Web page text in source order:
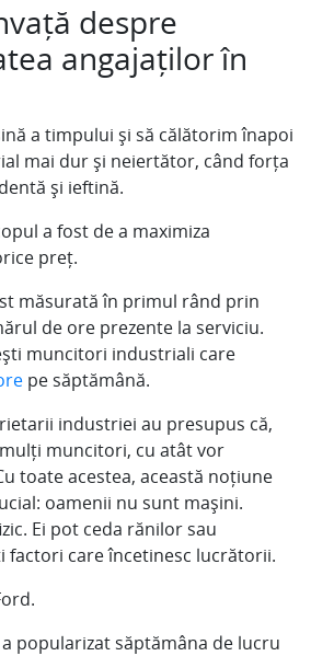
despre
angajaților în
a timpului și să călătorim înapoi
mai dur și neiertător, când forța
și ieftină.
a fost de a maximiza
preț.
măsurată în primul rând prin
de ore prezente la serviciu.
muncitori industriali care
pe săptămână.
industriei au presupus că,
muncitori, cu atât vor
toate acestea, această noțiune
oamenii nu sunt mașini.
Ei pot ceda rănilor sau
factori care încetinesc lucrătorii.
popularizat săptămâna de lucru